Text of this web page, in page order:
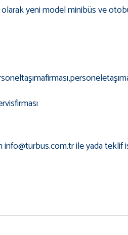
olarak yeni model minibüs ve
info@turbus.com.tr ile yada